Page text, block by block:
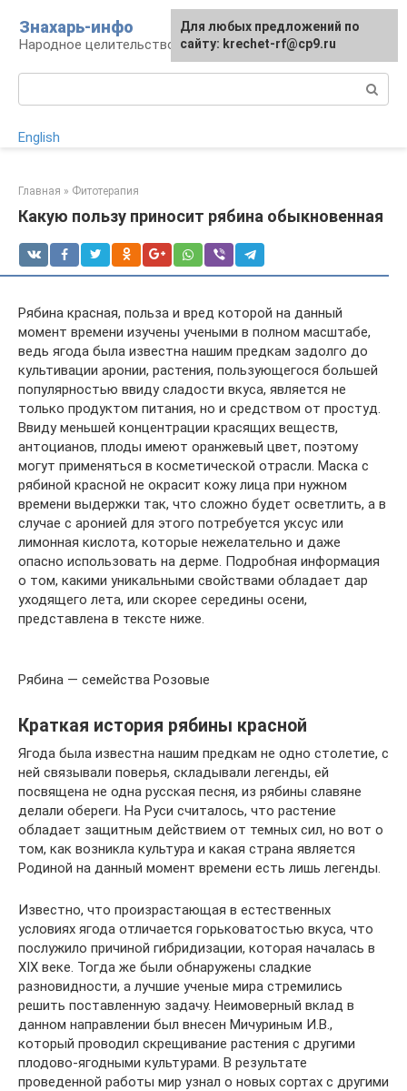
контенту
Знахарь-инфо
Народное целительство: рецепты и методы
English
Главная » Фитотерапия
Какую пользу приносит рябина обыкновенная
Рябина красная, польза и вред которой на данный
момент времени изучены учеными в полном масштабе,
ведь ягода была известна нашим предкам задолго до
культивации аронии, растения, пользующегося большей
популярностью ввиду сладости вкуса, является не
только продуктом питания, но и средством от простуд.
Ввиду меньшей концентрации красящих веществ,
антоцианов, плоды имеют оранжевый цвет, поэтому
могут применяться в косметической отрасли. Маска с
рябиной красной не окрасит кожу лица при нужном
времени выдержки так, что сложно будет осветлить, а в
случае с аронией для этого потребуется уксус или
лимонная кислота, которые нежелательно и даже
опасно использовать на дерме. Подробная информация
о том, какими уникальными свойствами обладает дар
уходящего лета, или скорее середины осени,
представлена в тексте ниже.
Рябина — семейства Розовые
Краткая история рябины красной
Ягода была известна нашим предкам не одно столетие, с
ней связывали поверья, складывали легенды, ей
посвящена не одна русская песня, из рябины славяне
делали обереги. На Руси считалось, что растение
обладает защитным действием от темных сил, но вот о
том, как возникла культура и какая страна является
Родиной на данный момент времени есть лишь легенды.
Известно, что произрастающая в естественных
условиях ягода отличается горьковатостью вкуса, что
послужило причиной гибридизации, которая началась в
XIX веке. Тогда же были обнаружены сладкие
разновидности, а лучшие ученые мира стремились
решить поставленную задачу. Неимоверный вклад в
данном направлении был внесен Мичуриным И.В.,
который проводил скрещивание растения с другими
плодово-ягодными культурами. В результате
проведенной работы мир узнал о новых сортах с другими
Для любых предложений по
сайту: krechet-rf@cp9.ru